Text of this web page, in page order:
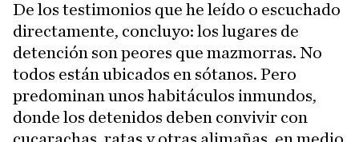
De los testimonios que he leído o escuchado
directamente, concluyo: los lugares de
detención son peores que mazmorras. No
todos están ubicados en sótanos. Pero
predominan unos habitáculos inmundos,
donde los detenidos deben convivir con